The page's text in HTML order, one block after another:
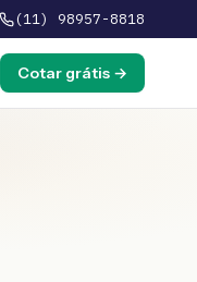
(11) 98957-8818
Cotar grátis →